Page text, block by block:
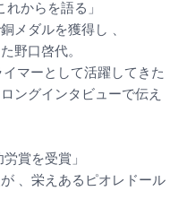
からを語る」
メダルを獲得し 、
野口啓代。
マーとして活躍してきた
ングインタビューで伝え
賞を受賞」
、栄えあるピオレドール